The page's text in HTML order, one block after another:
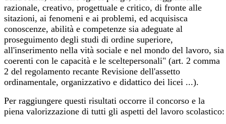
razionale, creativo, progettuale e critico, di fronte alle
sitazioni, ai fenomeni e ai problemi, ed acquisisca
conoscenze, abilità e competenze sia adeguate al
proseguimento degli studi di ordine superiore,
all'inserimento nella vità sociale e nel mondo del lavoro, sia
coerenti con le capacità e le sceltepersonali" (art. 2 comma
2 del regolamento recante Revisione dell'assetto
ordinamentale, organizzativo e didattico dei licei ...).
Per raggiungere questi risultati occorre il concorso e la
piena valorizzazione di tutti gli aspetti del lavoro scolastico: